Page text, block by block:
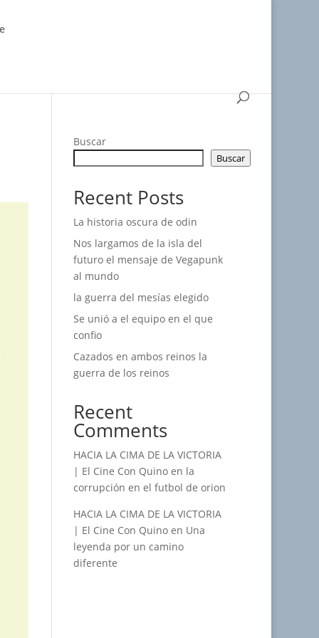
Buscar
Buscar
Recent Posts
La historia oscura de odin
Nos largamos de la isla del
futuro el mensaje de Vegapunk
al mundo
la guerra del mesías elegido
Se unió a el equipo en el que
confio
Cazados en ambos reinos la
guerra de los reinos
Recent
Comments
HACIA LA CIMA DE LA VICTORIA
| El Cine Con Quinoen la
corrupción en el futbol de orion
HACIA LA CIMA DE LA VICTORIA
| El Cine Con Quinoen Una
leyenda por un camino
diferente